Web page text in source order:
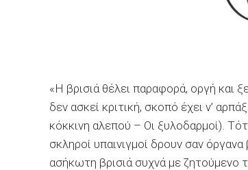
«Η βρισιά θέλει παραφορά, οργή και
δεν ασκεί κριτική, σκοπό έχει ν’
κόκκινη αλεπού – Οι ξυλοδαρμοί).
σκληροί υπαινιγμοί δρουν σαν
ασήκωτη βρισιά συχνά με ζητούμενο